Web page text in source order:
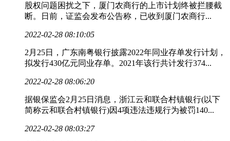
股权问题困扰之下，厦门农商行的上市计划终被拦腰截
断。日前，证监会发布公告称，已收到厦门农商行...
2022-02-28 08:10:05
2月25日，广东南粤银行披露2022年同业存单发行计划，
拟发行430亿元同业存单。2021年该行共计发行374...
2022-02-28 08:06:20
据银保监会2月25日消息，浙江云和联合村镇银行(以下
简称云和联合村镇银行)因4项违法违规行为被罚140...
2022-02-28 08:03:27